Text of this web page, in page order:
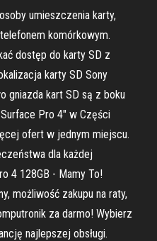
umieszczenia karty,
komórkowym.
dostęp do karty SD z
karty SD Sony
gniazda kart SD są z boku
Pro 4" w Części
ofert w jednym miejscu.
dla każdej
4 128GB - Mamy To!
możliwość zakupu na raty,
za darmo! Wybierz
najlepszej obsługi.